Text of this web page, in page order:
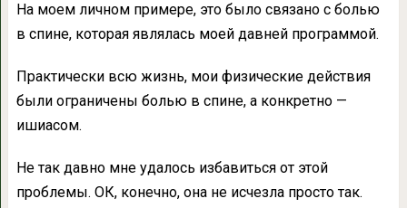
На моем личном примере, это было связано с болью
в спине, которая являлась моей давней программой.
Практически всю жизнь, мои физические действия
были ограничены болью в спине, а конкретно —
ишиасом.
Не так давно мне удалось избавиться от этой
проблемы. ОК, конечно, она не исчезла просто так.